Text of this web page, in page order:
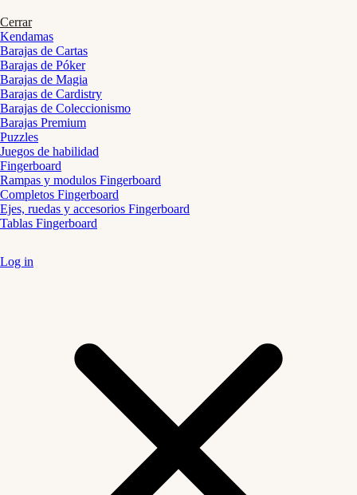
Cerrar
Kendamas
Barajas de Cartas
Barajas de Póker
Barajas de Magia
Barajas de Cardistry
Barajas de Coleccionismo
Barajas Premium
Puzzles
Juegos de habilidad
Fingerboard
Rampas y modulos Fingerboard
Completos Fingerboard
Ejes, ruedas y accesorios Fingerboard
Tablas Fingerboard
Log in